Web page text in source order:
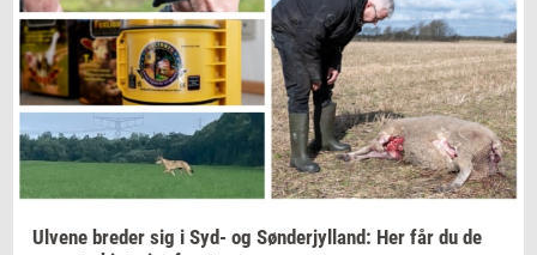
Ul­ve­ne bre­der sig i Syd- og Søn­derjyl­land: Her får du de